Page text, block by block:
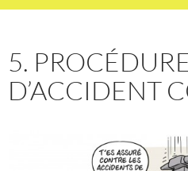
5.
D’ACCIDENT